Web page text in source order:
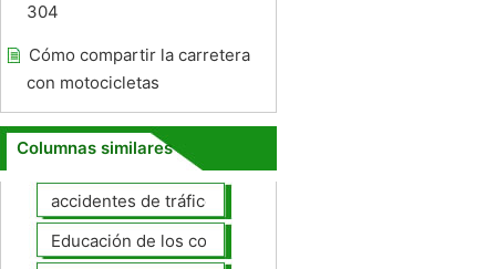
304
Cómo compartir la carretera
con motocicletas
Columnas similares
accidentes de tráfico
Educación de los conductores